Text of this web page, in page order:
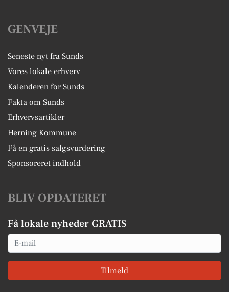
GENVEJE
Seneste nyt fra Sunds
Vores lokale erhverv
Kalenderen for Sunds
Fakta om Sunds
Erhvervsartikler
Herning Kommune
Få en gratis salgsvurdering
Sponsoreret indhold
BLIV OPDATERET
Få lokale nyheder GRATIS
Email
Tilmeld